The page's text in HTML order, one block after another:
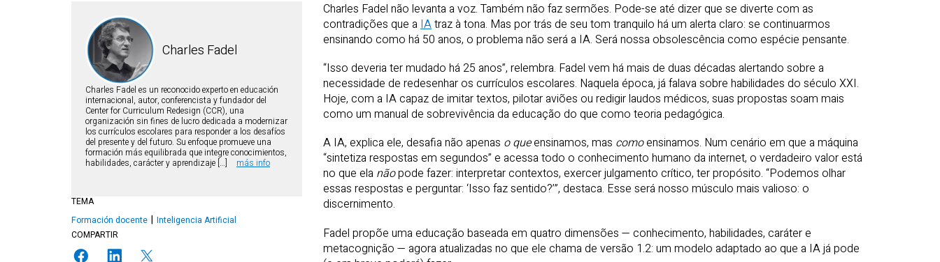
Charles Fadel
Charles Fadel es un reconocido experto en educación
internacional, autor, conferencista y fundador del
Center for Curriculum Redesign (CCR), una
organización sin fines de lucro dedicada a modernizar
los currículos escolares para responder a los desafíos
del presente y del futuro. Su enfoque promueve una
formación más equilibrada que integre conocimientos,
habilidades, carácter y aprendizaje […]
más info
TEMA
Formación docente
Inteligencia Artificial
COMPARTIR
Charles Fadel não levanta a voz. Também não faz sermões. Pode-se até dizer que se diverte com as
contradições que aIAtraz à tona. Mas por trás de seu tom tranquilo há um alerta claro: se continuarmos
ensinando como há 50 anos, o problema não será a IA. Será nossa obsolescência como espécie pensante.
“Isso deveria ter mudado há 25 anos”, relembra. Fadel vem há mais de duas décadas alertando sobre a
necessidade de redesenhar os currículos escolares. Naquela época, já falava sobre habilidades do século XXI.
Hoje, com a IA capaz de imitar textos, pilotar aviões ou redigir laudos médicos, suas propostas soam mais
como um manual de sobrevivência da educação do que como teoria pedagógica.
A IA, explica ele, desafia não apenas o queensinamos, mas comoensinamos. Num cenário em que a máquina
“sintetiza respostas em segundos” e acessa todo o conhecimento humano da internet, o verdadeiro valor está
no que ela nãopode fazer: interpretar contextos, exercer julgamento crítico, ter propósito. “Podemos olhar
essas respostas e perguntar: ‘Isso faz sentido?’”, destaca. Esse será nosso músculo mais valioso: o
discernimento.
Fadel propõe uma educação baseada em quatro dimensões — conhecimento, habilidades, caráter e
metacognição — agora atualizadas no que ele chama de versão 1.2: um modelo adaptado ao que a IA já pode